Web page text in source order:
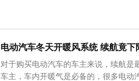
性很小。南京博郡汽车成立于2016年
发、制造、销售等。目前，该公司...
电动汽车冬天开暖风系统 续航竟下
对于购买电动汽车的车主来说，续航是
车主，车内开暖气是必备的，很多电动